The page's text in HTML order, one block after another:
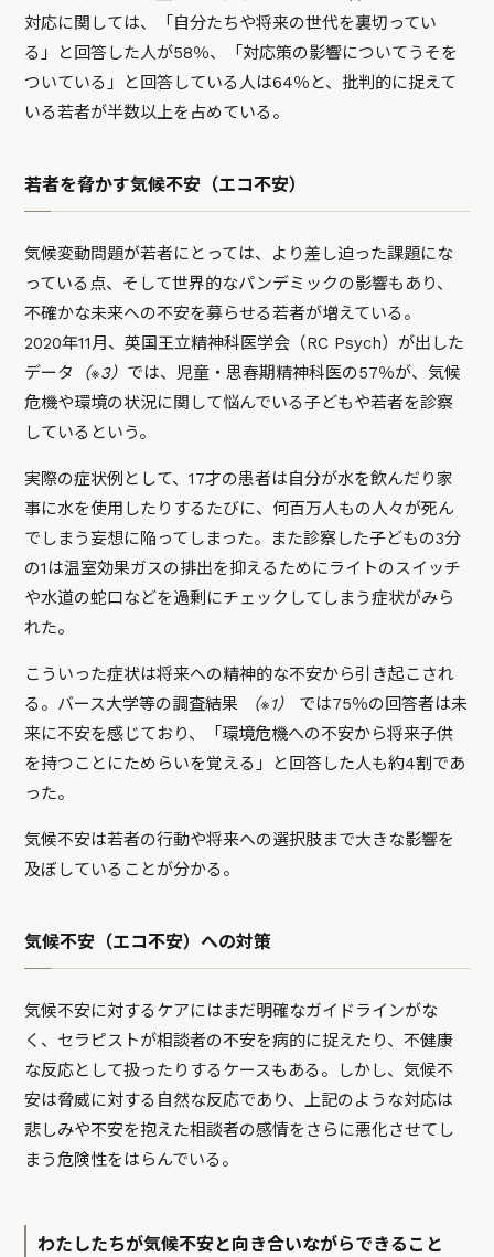
対応に関しては、「自分たちや将来の世代を裏切ってい
る」と回答した人が58％、「対応策の影響についてうそを
ついている」と回答している人は64％と、批判的に捉えて
いる若者が半数以上を占めている。
若者を脅かす気候不安（エコ不安）
気候変動問題が若者にとっては、より差し迫った課題にな
っている点、そして世界的なパンデミックの影響もあり、
不確かな未来への不安を募らせる若者が増えている。
2020年11月、英国王立精神科医学会（RC Psych）が出した
データ
（※3） では、児童・思春期精神科医の57％が、気候
危機や環境の状況に関して悩んでいる子どもや若者を診察
しているという。
実際の症状例として、17才の患者は自分が水を飲んだり家
事に水を使用したりするたびに、何百万人もの人々が死ん
でしまう妄想に陥ってしまった。また診察した子どもの3分
の1は温室効果ガスの排出を抑えるためにライトのスイッチ
や水道の蛇口などを過剰にチェックしてしまう症状がみら
れた。
こういった症状は将来への精神的な不安から引き起こされ
る。バース大学等の調査結果
（※1）
では75％の回答者は未
来に不安を感じており、「環境危機への不安から将来子供
を持つことにためらいを覚える」と回答した人も約4割であ
った。
気候不安は若者の行動や将来への選択肢まで大きな影響を
及ぼしていることが分かる。
気候不安（エコ不安）への対策
気候不安に対するケアにはまだ明確なガイドラインがな
く、セラピストが相談者の不安を病的に捉えたり、不健康
な反応として扱ったりするケースもある。しかし、気候不
安は脅威に対する自然な反応であり、上記のような対応は
悲しみや不安を抱えた相談者の感情をさらに悪化させてし
まう危険性をはらんでいる。
わたしたちが気候不安と向き合いながらできること